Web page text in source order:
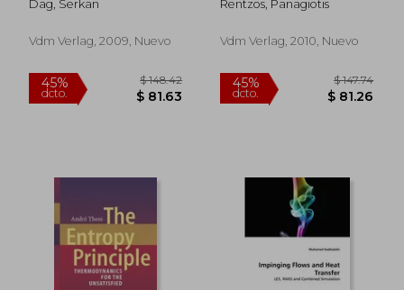
Dag, Serkan
Vdm Verlag, 2009, Nuevo
Inglés)
Rentzos, Panagiotis
Vdm Verlag, 2010, Nuevo